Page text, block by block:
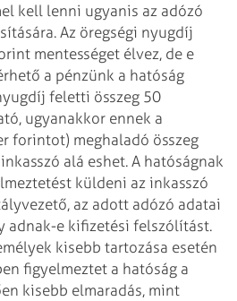
kell lenni ugyanis az adózó
Az öregségi nyugdíj
mentességet élvez, de e
a pénzünk a hatóság
feletti összeg 50
ugyanakkor ennek a
forintot) meghaladó összeg
alá eshet. A hatóságnak
küldeni az inkasszó
az adott adózó adatai
adnak-e kifizetési felszólítást.
kisebb tartozása esetén
figyelmeztet a hatóság a
kisebb elmaradás, mint